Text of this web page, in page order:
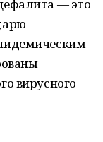
— это
вирусного